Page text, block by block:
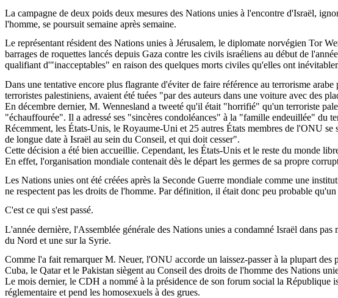
La campagne de deux poids deux mesures des Nations unies à l'encontre d'Israël,
l'homme, se poursuit semaine après semaine.
Le représentant résident des Nations unies à Jérusalem, le diplomate norvégien Tor
barrages de roquettes lancés depuis Gaza contre les civils israéliens au début de
qualifiant d'"inacceptables" en raison des quelques morts civiles qu'elles ont
Dans une tentative encore plus flagrante d'éviter de faire référence au terrorisme arabe
terroristes palestiniens, avaient été tuées "par des auteurs dans une voiture avec des
En décembre dernier, M. Wennesland a tweeté qu'il était "horrifié" qu'un terroriste
"échauffourée". Il a adressé ses "sincères condoléances" à la "famille endeuillée" du
Récemment, les États-Unis, le Royaume-Uni et 25 autres États membres de l'ONU se
de longue date à Israël au sein du Conseil, et qui doit cesser".
Cette décision a été bien accueillie. Cependant, les États-Unis et le reste du monde
En effet, l'organisation mondiale contenait dès le départ les germes de sa propre
Les Nations unies ont été créées après la Seconde Guerre mondiale comme une
ne respectent pas les droits de l'homme. Par définition, il était donc peu probable
C'est ce qui s'est passé.
L'année dernière, l'Assemblée générale des Nations unies a condamné Israël dans
du Nord et une sur la Syrie.
Comme l'a fait remarquer M. Neuer, l'ONU accorde un laissez-passer à la plupart des
Cuba, le Qatar et le Pakistan siègent au Conseil des droits de l'homme des Nations
Le mois dernier, le CDH a nommé à la présidence de son forum social la
réglementaire et pend les homosexuels à des grues.